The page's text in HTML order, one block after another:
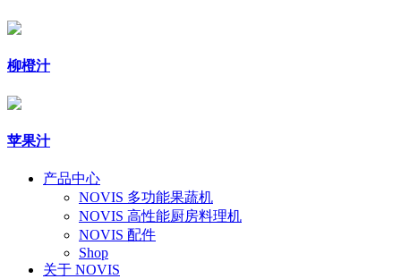
柳橙汁
苹果汁
产品中心
NOVIS 多功能果蔬机
NOVIS 高性能厨房料理机
NOVIS 配件
Shop
关于 NOVIS